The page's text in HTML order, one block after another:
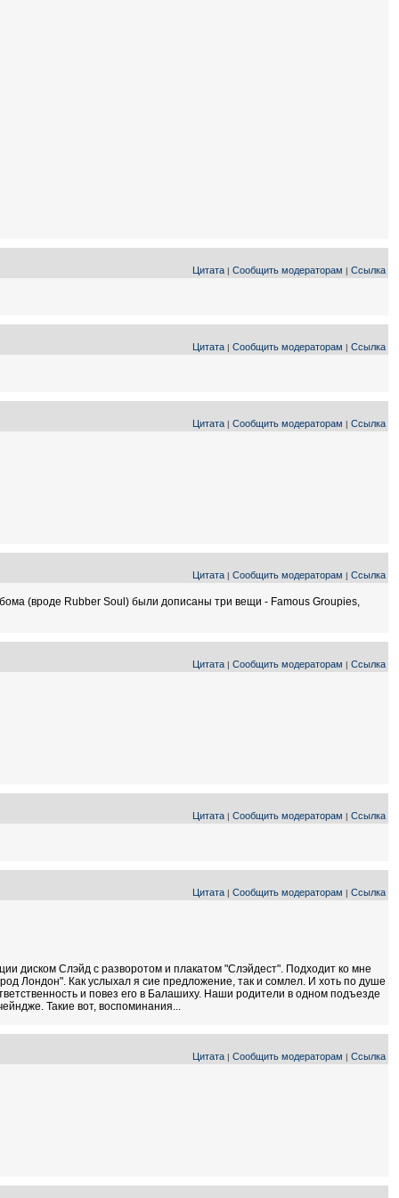
Цитата | Сообщить модераторам | Ссылка
Цитата | Сообщить модераторам | Ссылка
Цитата | Сообщить модераторам | Ссылка
Цитата | Сообщить модераторам | Ссылка
(вроде Rubber Soul) были дописаны три вещи - Famous Groupies,
Цитата | Сообщить модераторам | Ссылка
Цитата | Сообщить модераторам | Ссылка
Цитата | Сообщить модераторам | Ссылка
диском Слэйд с разворотом и плакатом "Слэйдест". Подходит ко мне
Лондон". Как услыхал я сие предложение, так и сомлел. И хоть по душе
и повез его в Балашиху. Наши родители в одном подъезде
Такие вот, воспоминания...
Цитата | Сообщить модераторам | Ссылка